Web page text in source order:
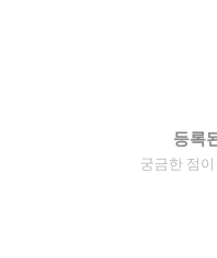
등록
궁금한 점